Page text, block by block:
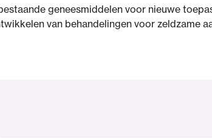
geneesmiddelen voor nieuwe
van behandelingen voor zeldzame